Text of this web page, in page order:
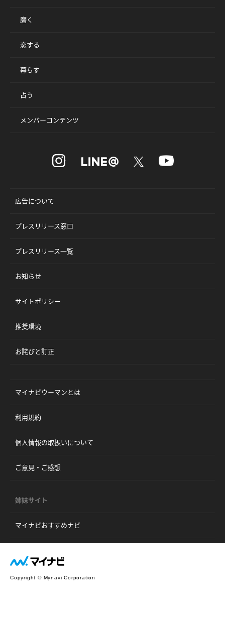
磨く
恋する
暮らす
占う
メンバーコンテンツ
広告について
プレスリリース窓口
プレスリリース一覧
お知らせ
サイトポリシー
推奨環境
お詫びと訂正
マイナビウーマンとは
利用規約
個人情報の取扱いについて
ご意見・ご感想
姉妹サイト
マイナビおすすめナビ
Copyright © Mynavi Corporation